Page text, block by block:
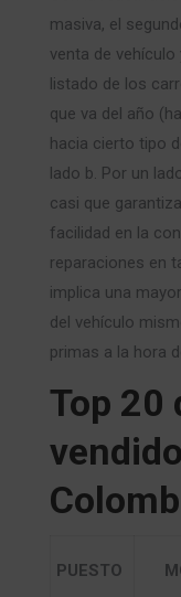
masiva, el
venta de
listado de los
que va del año
hacia cierto tipo
lado b. Por un
casi que
facilidad en la
reparaciones en
implica una
del vehículo
primas a la hora
Top 20
PUESTO